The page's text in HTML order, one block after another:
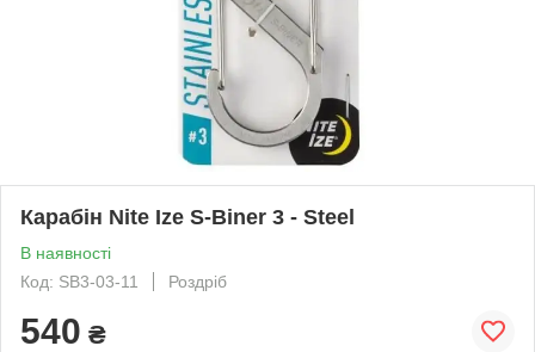
Карабін Nite Ize S-Biner 3 - Steel
В наявності
Код: SB3-03-11
Роздріб
540 ₴